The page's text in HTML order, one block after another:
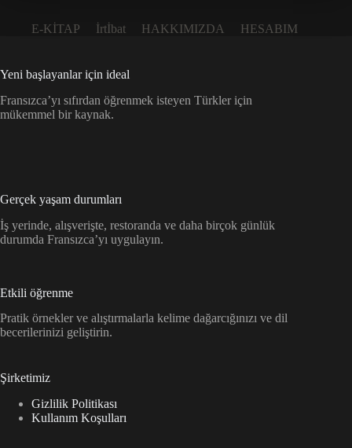
E-KİTAP İrtİbat HAKKIMIZDA HESABIM
Yeni başlayanlar için ideal
Fransızca’yı sıfırdan öğrenmek isteyen Türkler için
mükemmel bir kaynak.
Gerçek yaşam durumları
İş yerinde, alışverişte, restoranda ve daha birçok günlük
durumda Fransızca’yı uygulayın.
Etkili öğrenme
Pratik örnekler ve alıştırmalarla kelime dağarcığınızı ve dil
becerilerinizi geliştirin.
Şirketimiz
Gizlilik Politikası
Kullanım Koşulları